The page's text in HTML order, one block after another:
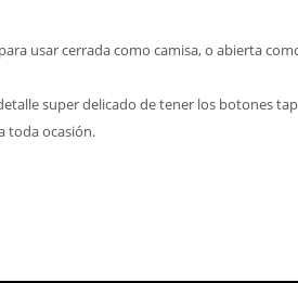
usar cerrada como camisa, o abierta
super delicado de tener los botones
toda ocasión.